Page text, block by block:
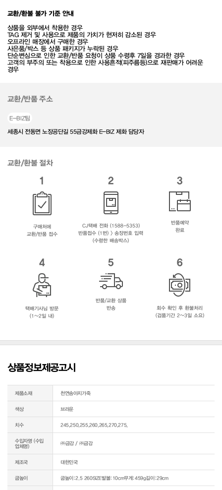
교환/환불 불가 기준 안내
상품을 외부에서 착용한 경우
TAG 제거 및 사용으로 제품의 가치가 현저히 감소된 경우
오프라인 매장에서 구매한 경우
사은품/박스 등 상품 패키지가 누락된 경우
단순변심으로 인한 교환/반품 요청이 상품 수령후 7일을 경과한 경우
고객의 부주의 또는 착용으로 인한 사용흔적(피주름등)으로 재판매가 어려운
경우
교환/반품 주소
E-BIZ팀
세종시 전동면 노장공단길 55금강제화 E-BIZ 제화 담당자
교환/환불 절차
1
구매처에
교환/반품 접수
2
CJ택배 전화 (1588-5353)
반품접수 (1번) > 송장번호 입력
(수령한 배송박스)
3
반품예약
완료
4
택배기사님 방문
(1~2일 내)
5
반품/교환 상품
반송
6
회수 확인 후 환불처리
(검품기간 2~3일 소요)
상품정보제공고시
제품소재 천연송아지가죽
색상 브라운
치수 245,250,255,260,265,270,275,
수입자명 (수입
업체명)
㈜금강 / ㈜금강
제조국 대한민국
굽높이 굽높이:2.5 260SIZE발볼:10cm무게:459g길이:29cm